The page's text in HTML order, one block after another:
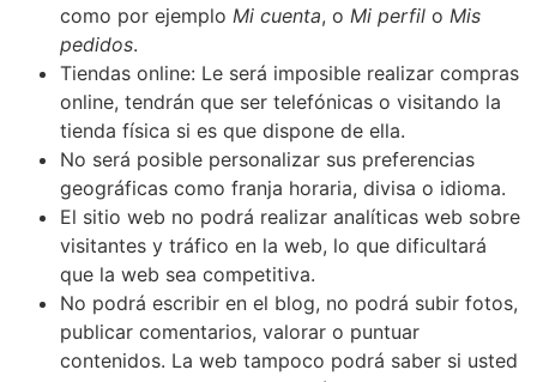
como por ejemplo Mi cuenta, o Mi perfil o Mis
pedidos.
Tiendas online: Le será imposible realizar compras
online, tendrán que ser telefónicas o visitando la
tienda física si es que dispone de ella.
No será posible personalizar sus preferencias
geográficas como franja horaria, divisa o idioma.
El sitio web no podrá realizar analíticas web sobre
visitantes y tráfico en la web, lo que dificultará
que la web sea competitiva.
No podrá escribir en el blog, no podrá subir fotos,
publicar comentarios, valorar o puntuar
contenidos. La web tampoco podrá saber si usted